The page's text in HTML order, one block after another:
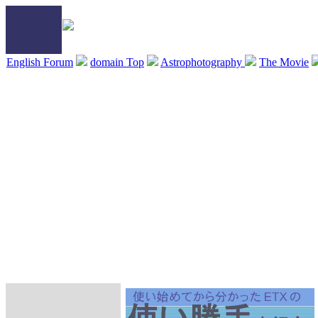
English Forum domain Top Astrophotography The Movie